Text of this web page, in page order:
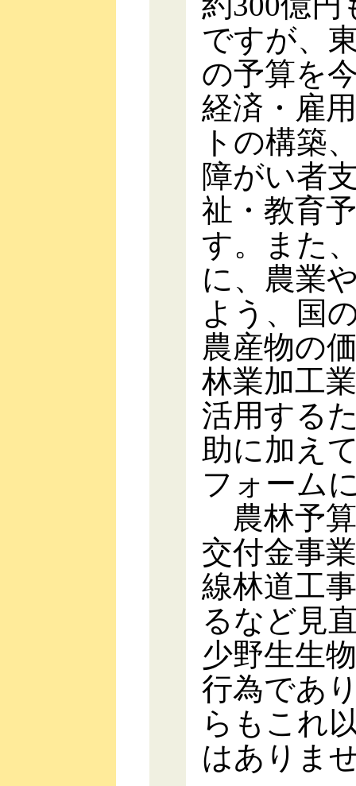
ですが、
の予算を
経済・雇
トの構築
障がい者
祉・教育
す。また
に、農業
よう、国
農産物の
林業加工
活用する
助に加え
フォーム
農林予
交付金事
線林道工
るなど見
少野生生
行為であ
らもこれ
はありま